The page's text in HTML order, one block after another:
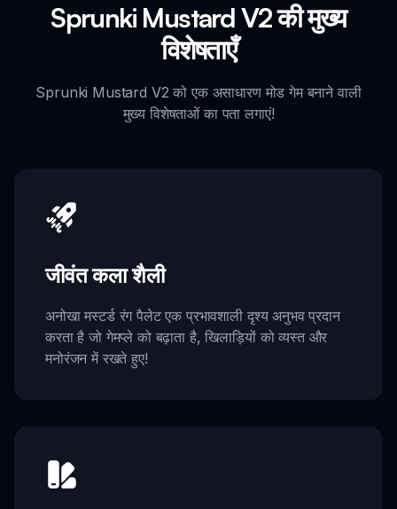
Sprunki Mustard V2 की मुख्य
विशेषताएँ
Sprunki Mustard V2 को एक असाधारण मोड गेम बनाने वाली
मुख्य विशेषताओं का पता लगाएं!
जीवंत कला शैली
अनोखा मस्टर्ड रंग पैलेट एक प्रभावशाली दृश्य अनुभव प्रदान
करता है जो गेमप्ले को बढ़ाता है, खिलाड़ियों को व्यस्त और
मनोरंजन में रखते हुए!